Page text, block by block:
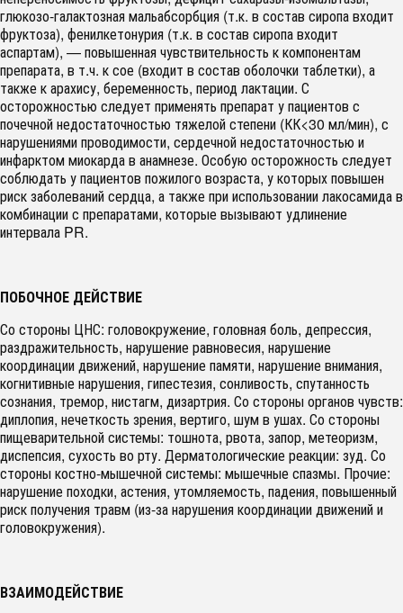
глюкозо-галактозная мальабсорбция (т.к. в состав сиропа входит
фруктоза), фенилкетонурия (т.к. в состав сиропа входит
аспартам), — повышенная чувствительность к компонентам
препарата, в т.ч. к сое (входит в состав оболочки таблетки), а
также к арахису, беременность, период лактации. С
осторожностью следует применять препарат у пациентов с
почечной недостаточностью тяжелой степени (КК<30 мл/мин), с
нарушениями проводимости, сердечной недостаточностью и
инфарктом миокарда в анамнезе. Особую осторожность следует
соблюдать у пациентов пожилого возраста, у которых повышен
риск заболеваний сердца, а также при использовании лакосамида в
комбинации с препаратами, которые вызывают удлинение
интервала PR.
ПОБОЧНОЕ ДЕЙСТВИЕ
Со стороны ЦНС: головокружение, головная боль, депрессия,
раздражительность, нарушение равновесия, нарушение
координации движений, нарушение памяти, нарушение внимания,
когнитивные нарушения, гипестезия, сонливость, спутанность
сознания, тремор, нистагм, дизартрия. Со стороны органов чувств:
диплопия, нечеткость зрения, вертиго, шум в ушах. Со стороны
пищеварительной системы: тошнота, рвота, запор, метеоризм,
диспепсия, сухость во рту. Дерматологические реакции: зуд. Со
стороны костно-мышечной системы: мышечные спазмы. Прочие:
нарушение походки, астения, утомляемость, падения, повышенный
риск получения травм (из-за нарушения координации движений и
головокружения).
ВЗАИМОДЕЙСТВИЕ